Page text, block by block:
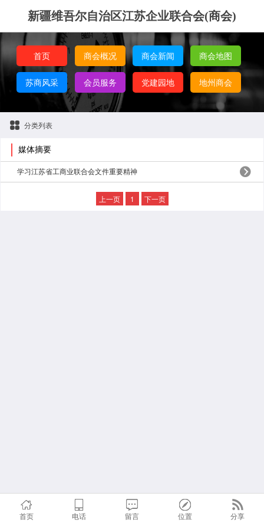
新疆维吾尔自治区江苏企业联合会(商会)
首页 商会概况 商会新闻 商会地图
苏商风采 会员服务 党建园地 地州商会
分类列表
媒体摘要
学习江苏省工商业联合会文件重要精神
上一页 1 下一页
首页 电话 留言 位置 分享